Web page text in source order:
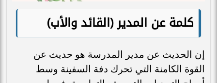
كلمة عن المدير (القائد والأب)
إن الحديث عن مدير المدرسة هو حديث عن
القوة الكامنة التي تحرك دفة السفينة وسط